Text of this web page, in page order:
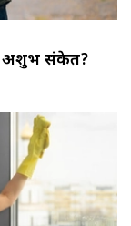
अशुभ संकेत?